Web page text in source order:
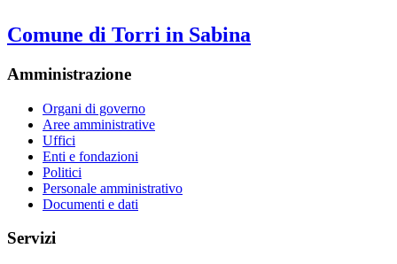
Comune di Torri in Sabina
Amministrazione
Organi di governo
Aree amministrative
Uffici
Enti e fondazioni
Politici
Personale amministrativo
Documenti e dati
Servizi